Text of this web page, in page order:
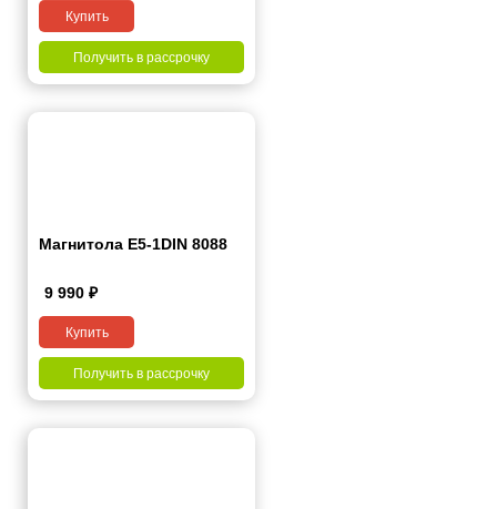
Купить
Получить в рассрочку
Магнитола E5-1DIN 8088
9 990 ₽
Купить
Получить в рассрочку